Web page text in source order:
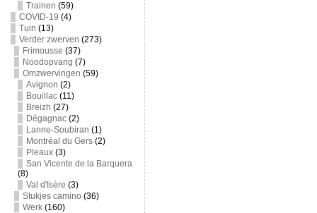
Trainen (59)
COVID-19 (4)
Tuin (13)
Verder zwerven (273)
Frimousse (37)
Noodopvang (7)
Omzwervingen (59)
Avignon (2)
Bouillac(11)
Breizh (27)
Dégagnac(2)
Lanne-Soubiran (1)
Montréal du Gers(2)
Pleaux(3)
San Vicente de la Barquera
(8)
Val d'Isère (3)
Stukjes camino (36)
Werk(160)